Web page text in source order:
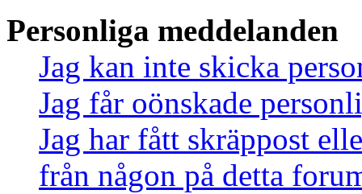
Personliga meddelanden
Jag kan inte skicka
Jag får oönskade
Jag har fått skräppost
från någon på detta